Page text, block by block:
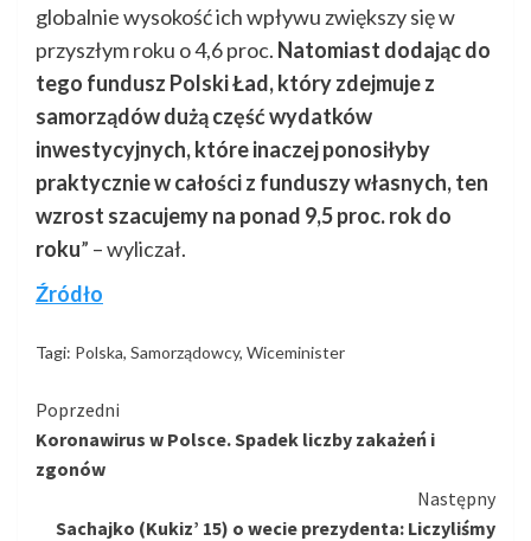
globalnie wysokość ich wpływu zwiększy się w
przyszłym roku o 4,6 proc. Natomiast dodając do
tego fundusz Polski Ład, który zdejmuje z
samorządów dużą część wydatków
inwestycyjnych, które inaczej ponosiłyby
praktycznie w całości z funduszy własnych, ten
wzrost szacujemy na ponad 9,5 proc. rok do
roku” – wyliczał.
Źródło
Tagi: Polska, Samorządowcy, Wiceminister
Kontynuuj
czytanie
Poprzedni
Koronawirus w Polsce. Spadek liczby zakażeń i
zgonów
Następny
Sachajko (Kukiz’ 15) o wecie prezydenta: Liczyliśmy